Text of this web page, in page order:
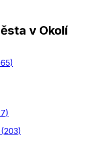
v Okolí
)
)
(203)